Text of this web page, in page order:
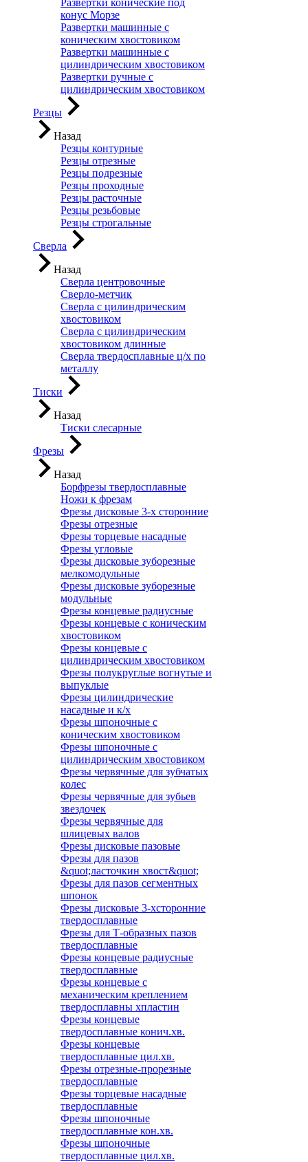
Развертки конические под
конус Морзе
Развертки машинные с
коническим хвостовиком
Развертки машинные с
цилиндрическим хвостовиком
Развертки ручные с
цилиндрическим хвостовиком
Резцы
Назад
Резцы контурные
Резцы отрезные
Резцы подрезные
Резцы проходные
Резцы расточные
Резцы резьбовые
Резцы строгальные
Сверла
Назад
Сверла центровочные
Сверло-метчик
Сверла с цилиндрическим
хвостовиком
Сверла с цилиндрическим
хвостовиком длинные
Сверла твердосплавные ц/х по
металлу
Тиски
Назад
Тиски слесарные
Фрезы
Назад
Борфрезы твердосплавные
Ножи к фрезам
Фрезы дисковые 3-х сторонние
Фрезы отрезные
Фрезы торцевые насадные
Фрезы угловые
Фрезы дисковые зуборезные
мелкомодульные
Фрезы дисковые зуборезные
модульные
Фрезы концевые радиусные
Фрезы концевые с коническим
хвостовиком
Фрезы концевые с
цилиндрическим хвостовиком
Фрезы полукруглые вогнутые и
выпуклые
Фрезы цилиндрические
насадные и к/х
Фрезы шпоночные с
коническим хвостовиком
Фрезы шпоночные с
цилиндрическим хвостовиком
Фрезы червячные для зубчатых
колес
Фрезы червячные для зубьев
звездочек
Фрезы червячные для
шлицевых валов
Фрезы дисковые пазовые
Фрезы для пазов
&quot;ласточкин хвост&quot;
Фрезы для пазов сегментных
шпонок
Фрезы дисковые 3-хсторонние
твердосплавные
Фрезы для Т-образных пазов
твердосплавные
Фрезы концевые радиусные
твердосплавные
Фрезы концевые с
механическим креплением
твердосплавны хпластин
Фрезы концевые
твердосплавные конич.хв.
Фрезы концевые
твердосплавные цил.хв.
Фрезы отрезные-прорезные
твердосплавные
Фрезы торцевые насадные
твердосплавные
Фрезы шпоночные
твердосплавные кон.хв.
Фрезы шпоночные
твердосплавные цил.хв.